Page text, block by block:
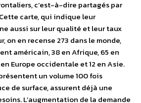
c’est-à-dire partagés par
carte, qui indique leur
aussi sur leur qualité et leur taux
on en recense 273 dans le monde,
américain, 38 en Afrique, 65 en
Europe occidentale et 12 en Asie.
un volume 100 fois
de surface, assurent déjà une
L’augmentation de la demande